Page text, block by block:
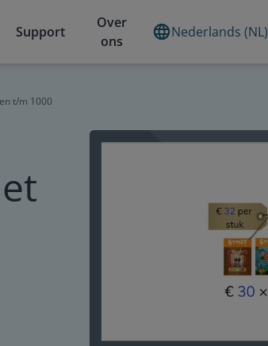
Support
Over
ons
Nederlands (NL)
t/m 1000